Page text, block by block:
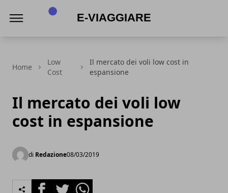
Home
Low
Cost
Il mercato dei voli low cost in
espansione
Il mercato dei voli low
cost in espansione
di Redazione08/03/2019
FacebookTwitterWhatsapp